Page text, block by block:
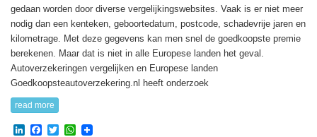
gedaan worden door diverse vergelijkingswebsites. Vaak is er niet meer
nodig dan een kenteken, geboortedatum, postcode, schadevrije jaren en
kilometrage. Met deze gegevens kan men snel de goedkoopste premie
berekenen. Maar dat is niet in alle Europese landen het geval.
Autoverzekeringen vergelijken en Europese landen
Goedkoopsteautoverzekering.nl heeft onderzoek
read more
LinkedIn
Facebook
TwitterWhatsApp